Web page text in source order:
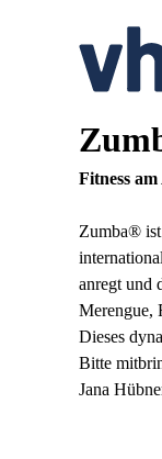
Fitness
Zumba® ist
anregt und
Merengue,
Dieses
Bitte
Jana